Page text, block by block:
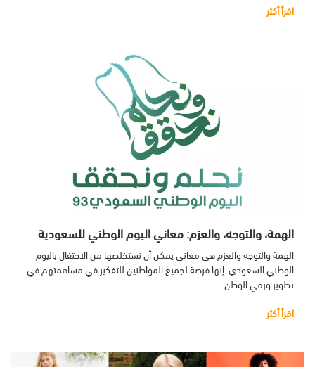
اقرأ أكثر
الهمة، والتوجه، والعزم: معاني اليوم الوطني للسعودية
الهمة والتوجه والعزم هي معاني يمكن أن نستخلصها من الاحتفال باليوم
الوطني السعودي. إنها فرصة لجميع المواطنين للتفكير في مساهمتهم في
تطوير ورقي الوطن.
اقرأ أكثر